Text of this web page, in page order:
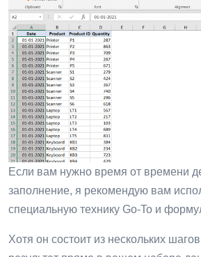
Если вам нужно время от времени
заполнение, я рекомендую вам
специальную технику Go-To и
Хотя он состоит из нескольких